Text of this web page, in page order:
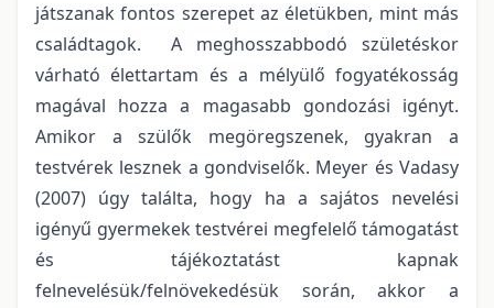
játszanak fontos szerepet az életükben, mint más
családtagok. A meghosszabbodó születéskor
várható élettartam és a mélyülő fogyatékosság
magával hozza a magasabb gondozási igényt.
Amikor a szülők megöregszenek, gyakran a
testvérek lesznek a gondviselők. Meyer és Vadasy
(2007) úgy találta, hogy ha a sajátos nevelési
igényű gyermekek testvérei megfelelő támogatást
és tájékoztatást kapnak
felnevelésük/felnövekedésük során, akkor a